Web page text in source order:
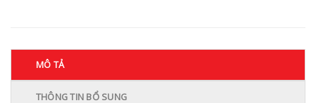
MÔ TẢ
THÔNG TIN BỔ SUNG